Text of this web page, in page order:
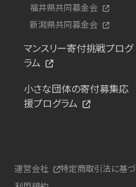
福井県共同募金会
新潟県共同募金会
マンスリー寄付挑戦プログ
ラム
小さな団体の寄付募集応
援プログラム
運営会社 特定商取引法に基